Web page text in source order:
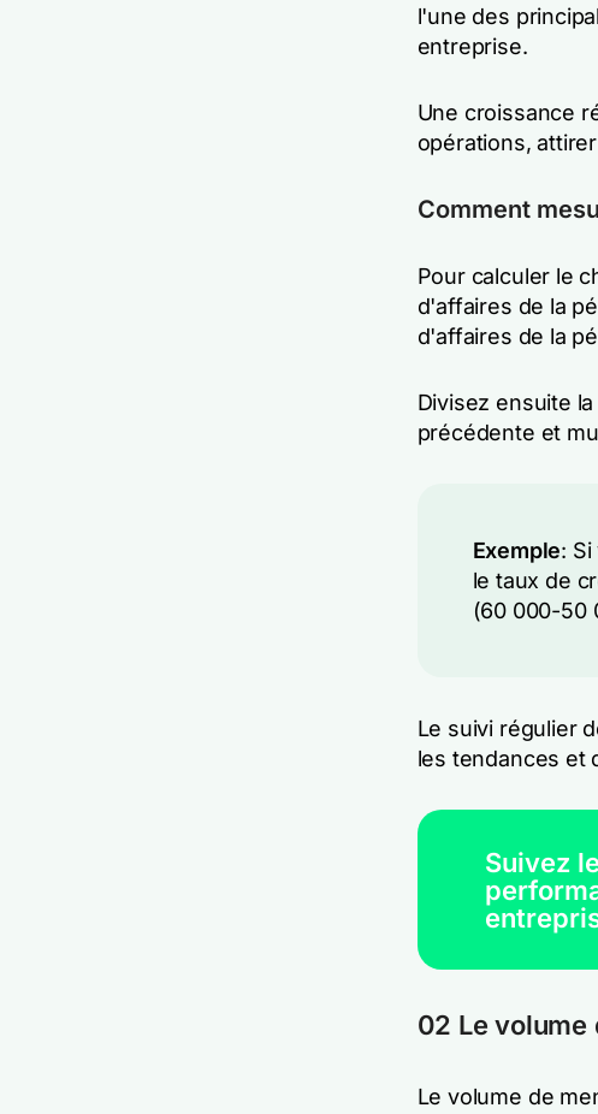
l'une des
entreprise.
Une croissance
opérations,
Comment
Pour calculer le
d'affaires de la
d'affaires de la
Divisez ensuite
précédente et
Exemple:
le taux de
(60 000-50
Le suivi régulier
les tendances et
Suivez
02 Le volume
Le volume de